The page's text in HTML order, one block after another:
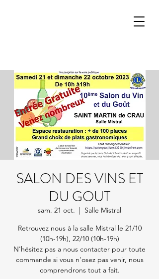
SALON DES VINS ET
DU GOUT
sam. 21 oct.
  |
Salle Mistral
Retrouvez nous à la salle Mistral le 21/10
(10h-19h), 22/10 (10h-19h)
N'hésitez pas a nous contacter pour toute
commande si vous n'osez pas venir, nous
comprendrons tout a fait.